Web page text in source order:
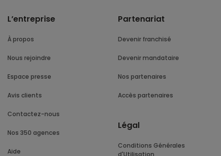
L’entreprise
À propos
Nous rejoindre
Espace presse
Avis clients
Contactez-nous
Nos 350 agences
Aide
Partenariat
Devenir franchisé
Devenir mandataire
Nos partenaires
Accès partenaires
Légal
Conditions Générales
d'Utilisation